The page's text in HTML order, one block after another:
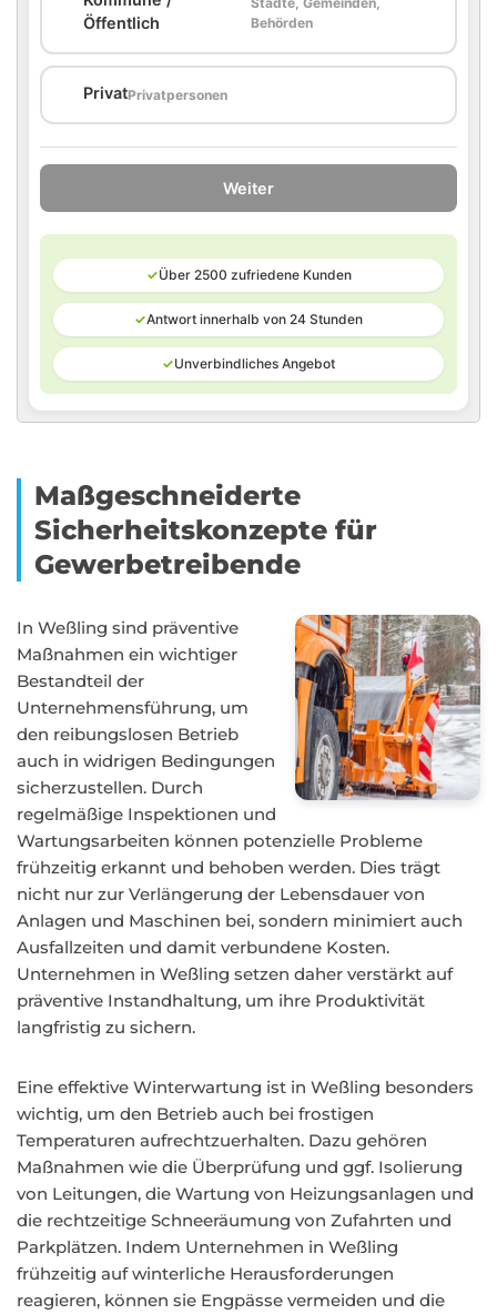
Öffentlich
Behörden
PrivatPrivatpersonen
Weiter
✓Über 2500 zufriedene Kunden
✓Antwort innerhalb von 24 Stunden
✓Unverbindliches Angebot
Maßgeschneiderte
Sicherheitskonzepte für
Gewerbetreibende
In Weßling sind präventive
Maßnahmen ein wichtiger
Bestandteil der
Unternehmensführung, um
den reibungslosen Betrieb
auch in widrigen Bedingungen
sicherzustellen. Durch
regelmäßige Inspektionen und
Wartungsarbeiten können potenzielle Probleme
frühzeitig erkannt und behoben werden. Dies trägt
nicht nur zur Verlängerung der Lebensdauer von
Anlagen und Maschinen bei, sondern minimiert auch
Ausfallzeiten und damit verbundene Kosten.
Unternehmen in Weßling setzen daher verstärkt auf
präventive Instandhaltung, um ihre Produktivität
langfristig zu sichern.
Eine effektive Winterwartung ist in Weßling besonders
wichtig, um den Betrieb auch bei frostigen
Temperaturen aufrechtzuerhalten. Dazu gehören
Maßnahmen wie die Überprüfung und ggf. Isolierung
von Leitungen, die Wartung von Heizungsanlagen und
die rechtzeitige Schneeräumung von Zufahrten und
Parkplätzen. Indem Unternehmen in Weßling
frühzeitig auf winterliche Herausforderungen
reagieren, können sie Engpässe vermeiden und die